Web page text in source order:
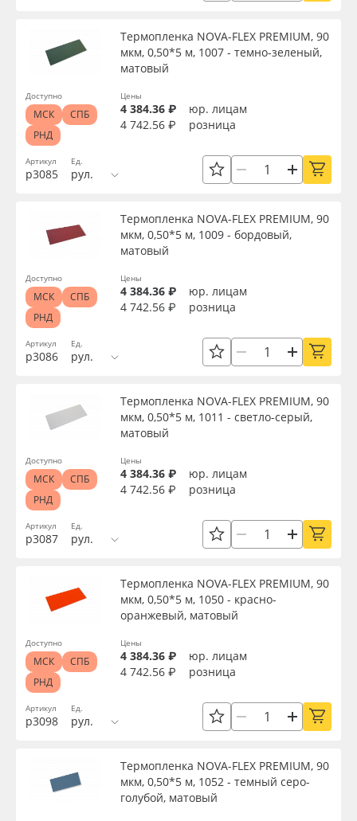
Артикул
р3085
Термопленка NOVA-FLEX PREMIUM, 90
мкм, 0,50*5 м, 1007 - темно-зеленый,
матовый
Ед.
рул.
Цены
4 384.36 ₽
юр. лицам
4 742.56 ₽
розница
Доступно
МСК
СПБ
РНД
Артикул
р3086
Термопленка NOVA-FLEX PREMIUM, 90
мкм, 0,50*5 м, 1009 - бордовый,
матовый
Ед.
рул.
Цены
4 384.36 ₽
юр. лицам
4 742.56 ₽
розница
Доступно
МСК
СПБ
РНД
Артикул
р3087
Термопленка NOVA-FLEX PREMIUM, 90
мкм, 0,50*5 м, 1011 - светло-серый,
матовый
Ед.
рул.
Цены
4 384.36 ₽
юр. лицам
4 742.56 ₽
розница
Доступно
МСК
СПБ
РНД
Артикул
р3098
Термопленка NOVA-FLEX PREMIUM, 90
мкм, 0,50*5 м, 1050 - красно-
оранжевый, матовый
Ед.
рул.
Цены
4 384.36 ₽
юр. лицам
4 742.56 ₽
розница
Доступно
МСК
СПБ
РНД
Термопленка NOVA-FLEX PREMIUM, 90
мкм, 0,50*5 м, 1052 - темный серо-
голубой, матовый